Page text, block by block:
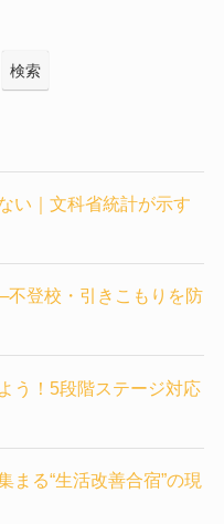
検索
い｜文科省統計が示す
不登校・引きこもりを防
う！5段階ステージ対応
まる“生活改善合宿”の現